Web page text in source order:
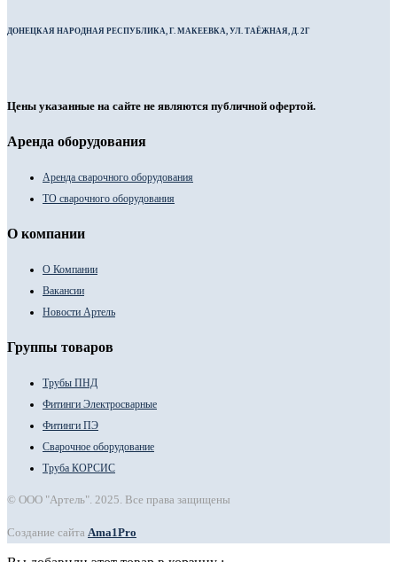
ДОНЕЦКАЯ НАРОДНАЯ РЕСПУБЛИКА, Г. МАКЕЕВКА, УЛ. ТАЁЖНАЯ, Д. 2Г
Цены указанные на сайте не являются публичной офертой.
Аренда оборудования
Аренда сварочного оборудования
ТО сварочного оборудования
О компании
О Компании
Вакансии
Новости Артель
Группы товаров
Трубы ПНД
Фитинги Электросварные
Фитинги ПЭ
Сварочное оборудование
Труба КОРСИС
© ООО "Артель". 2025. Все права защищены
Создание сайта Ama1Pro